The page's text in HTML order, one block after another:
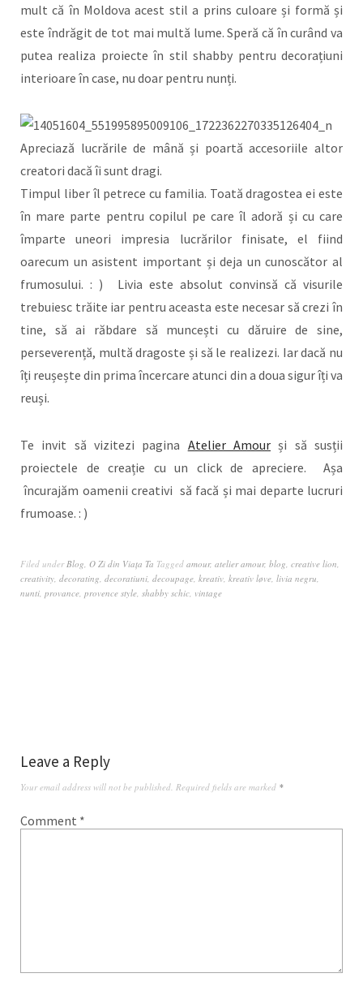
mult că în Moldova acest stil a prins culoare și formă și
este îndrăgit de tot mai multă lume. Speră că în curând va
putea realiza proiecte în stil shabby pentru decorațiuni
interioare în case, nu doar pentru nunți.
Apreciază lucrările de mână și poartă accesoriile altor
creatori dacă îi sunt dragi.
Timpul liber îl petrece cu familia. Toată dragostea ei este
în mare parte pentru copilul pe care îl adoră și cu care
împarte uneori impresia lucrărilor finisate, el fiind
oarecum un asistent important și deja un cunoscător al
frumosului. : ) Livia este absolut convinsă că visurile
trebuiesc trăite iar pentru aceasta este necesar să crezi în
tine, să ai răbdare să muncești cu dăruire de sine,
perseverență, multă dragoste și să le realizezi. Iar dacă nu
îți reușește din prima încercare atunci din a doua sigur îți va
reuși.
Te invit să vizitezi pagina Atelier Amour și să susții
proiectele de creație cu un click de apreciere. Așa
încurajăm oamenii creativi să facă și mai departe lucruri
frumoase. : )
Filed under Blog O Zi din Viața Ta Tagged amour, atelier amour, blog creative lion
creativity decorating decoratiuni decoupage kreativ kreativ løve livia negru
nunti provance provence style shabby schic vintage
Leave a Reply
Your email address will not be published. Required fields are marked *
Comment *